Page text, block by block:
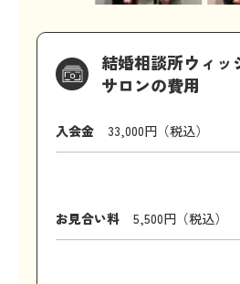
結婚相談所ウィッ
サロンの費用
入会金 33,000円（税込）
お見合い料 5,500円（税込）